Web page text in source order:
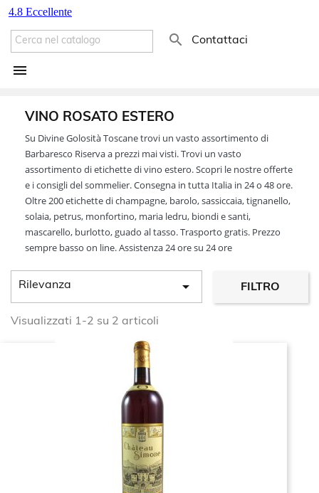
 Contattaci

VINO ROSATO ESTERO
Su Divine Golosità Toscane trovi un vasto assortimento di
Barbaresco Riserva a prezzi mai visti. Trovi un vasto
assortimento di etichette di vino estero. Scopri le nostre offerte
e i consigli del sommelier. Consegna in tutta Italia in 24 o 48 ore.
Oltre 200 etichette di champagne, barolo, sassiccaia, tignanello,
solaia, petrus, monfortino, maria ledru, biondi e santi,
mascarello, burlotto, guado al tasso. Trasporto gratis. Prezzo
sempre basso on line. Assistenza 24 ore su 24 ore
Rilevanza  FILTRO
Visualizzati 1-2 su 2 articoli